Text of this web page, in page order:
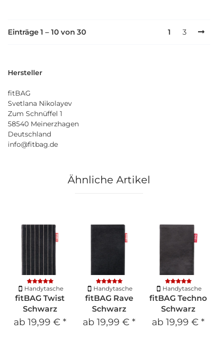
Einträge 1 – 10 von 30 1 3
Hersteller
fitBAG
Svetlana Nikolayev
Zum Schnüffel 1
58540 Meinerzhagen
Deutschland
info@fitbag.de
Ähnliche Artikel
Handytasche
fitBAG Twist
Schwarz
ab 19,99 € *
Handytasche
fitBAG Rave
Schwarz
ab 19,99 € *
Handytasche
fitBAG Techno
Schwarz
ab 19,99 € *